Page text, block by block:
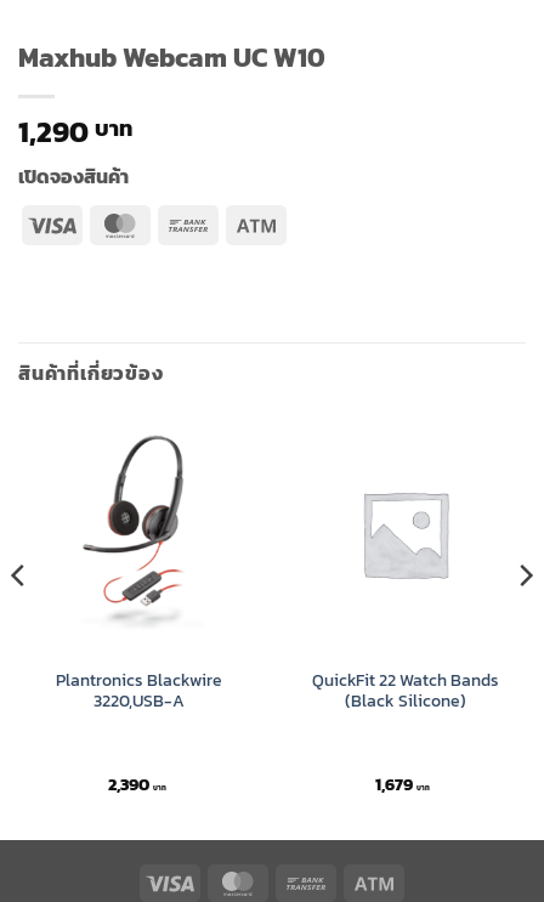
Maxhub Webcam UC W10
1,290
เปิดจองสินค้า
Visa
MasterCard
Bank
สินค้าที่เกี่ยวข้อง
Plantronics Blackwire
3220,USB-A
2,390
QuickFit 22 Watch Bands
(Black Silicone)
1,679
Visa MasterCard Bank